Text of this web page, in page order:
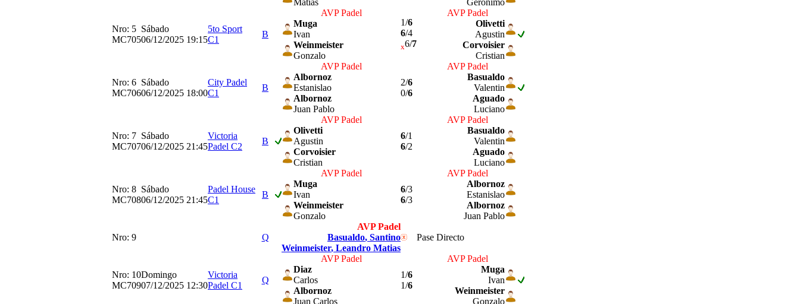
Matías
Geronimo
Nro: 5
MC705
Sábado
06/12/2025 19:15
5to Sport
C1
B
AVP Padel
Muga
Ivan
Weinmeister
Gonzalo
1/6
6/4
x6/7
AVP Padel
Olivetti
Agustin
Corvoisier
Cristian
Nro: 6
MC706
Sábado
06/12/2025 18:00
City Padel
C1
B
AVP Padel
Albornoz
Estanislao
Albornoz
Juan Pablo
2/6
0/6
AVP Padel
Basualdo
Valentin
Aguado
Luciano
Nro: 7
MC707
Sábado
06/12/2025 21:45
Victoria
Padel C2
B
AVP Padel
Olivetti
Agustin
Corvoisier
Cristian
6/1
6/2
AVP Padel
Basualdo
Valentin
Aguado
Luciano
Nro: 8
MC708
Sábado
06/12/2025 21:45
Padel House
C1
B
AVP Padel
Muga
Ivan
Weinmeister
Gonzalo
6/3
6/3
AVP Padel
Albornoz
Estanislao
Albornoz
Juan Pablo
Nro: 9 Q
AVP Padel
Basualdo, Santino
Weinmeister, Leandro Matias
Pase Directo
Nro: 10
MC709
Domingo
07/12/2025 12:30
Victoria
Padel C1
Q
AVP Padel
Diaz
Carlos
Albornoz
Juan Carlos
1/6
1/6
AVP Padel
Muga
Ivan
Weinmeister
Gonzalo